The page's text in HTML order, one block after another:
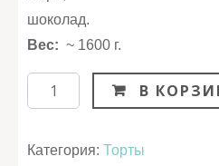
шоколад.
Вес: ~ 1600 г.
Количество В
Категория: Торты